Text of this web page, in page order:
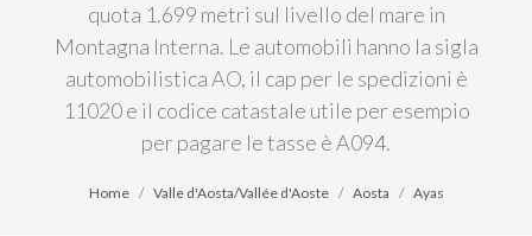
quota 1.699 metri sul livello del mare in
Montagna Interna. Le automobili hanno la sigla
automobilistica AO, il cap per le spedizioni è
11020 e il codice catastale utile per esempio
per pagare le tasse è A094.
Home Valle d'Aosta/Vallée d'Aoste Aosta Ayas